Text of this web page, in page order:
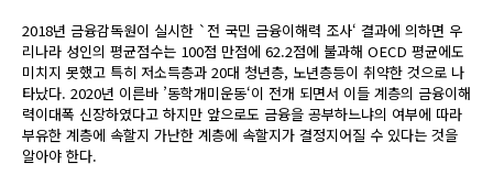
2018년 금융감독원이 실시한 `전 국민 금융이해력 조사‘ 결과에 의하면 우
리나라 성인의 평균점수는 100점 만점에 62.2점에 불과해 OECD 평균에도
미치지 못했고 특히 저소득층과 20대 청년층, 노년층등이 취약한 것으로 나
타났다. 2020년 이른바 ’동학개미운동‘이 전개 되면서 이들 계층의 금융이해
력이대폭 신장하였다고 하지만 앞으로도 금융을 공부하느냐의 여부에 따라
부유한 계층에 속할지 가난한 계층에 속할지가 결정지어질 수 있다는 것을
알아야 한다.